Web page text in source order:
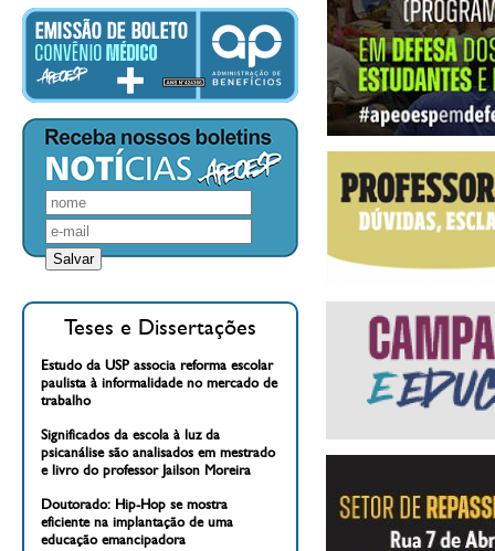
Teses e Dissertações
Estudo da USP associa reforma escolar
paulista à informalidade no mercado de
trabalho
Significados da escola à luz da
psicanálise são analisados em mestrado
e livro do professor Jailson Moreira
Doutorado: Hip-Hop se mostra
eficiente na implantação de uma
educação emancipadora